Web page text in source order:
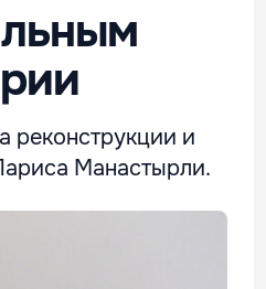
реконструкции и
Манастырли.